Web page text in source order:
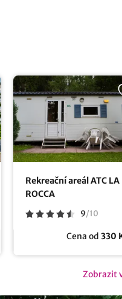
Rekreační areál ATC LA
ROCCA
9/10
Cena od 330
Zobrazit